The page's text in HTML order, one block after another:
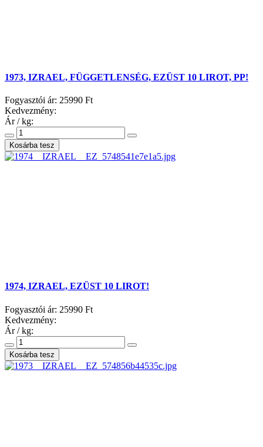
1973, IZRAEL, FÜGGETLENSÉG, EZÜST 10 LIROT, PP!
Fogyasztói ár: 25990 Ft
Kedvezmény:
Ár / kg:
1974, IZRAEL, EZÜST 10 LIROT!
Fogyasztói ár: 25990 Ft
Kedvezmény:
Ár / kg: